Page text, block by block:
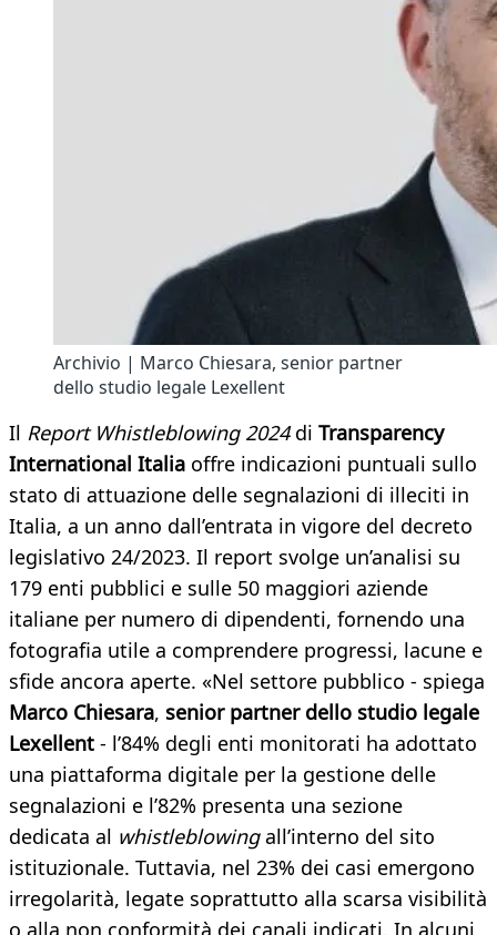
Archivio | Marco Chiesara, senior partner
dello studio legale Lexellent
Il Report Whistleblowing 2024di Transparency
International Italia offre indicazioni puntuali sullo
stato di attuazione delle segnalazioni di illeciti in
Italia, a un anno dall’entrata in vigore del decreto
legislativo 24/2023. Il report svolge un’analisi su
179 enti pubblici e sulle 50 maggiori aziende
italiane per numero di dipendenti, fornendo una
fotografia utile a comprendere progressi, lacune e
sfide ancora aperte. «Nel settore pubblico - spiega
Marco Chiesara, senior partner dello studio legale
Lexellent - l’84% degli enti monitorati ha adottato
una piattaforma digitale per la gestione delle
segnalazioni e l’82% presenta una sezione
dedicata al whistleblowingall’interno del sito
istituzionale. Tuttavia, nel 23% dei casi emergono
irregolarità, legate soprattutto alla scarsa visibilità
o alla non conformità dei canali indicati. In alcuni